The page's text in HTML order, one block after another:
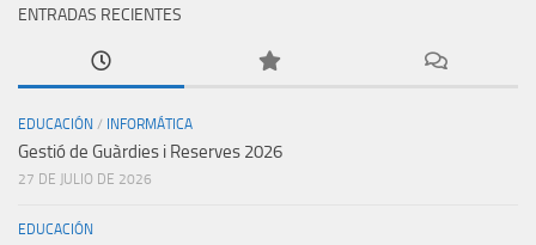
ENTRADAS RECIENTES
EDUCACIÓN / INFORMÁTICA
Gestió de Guàrdies i Reserves 2026
27 DE JULIO DE 2026
EDUCACIÓN